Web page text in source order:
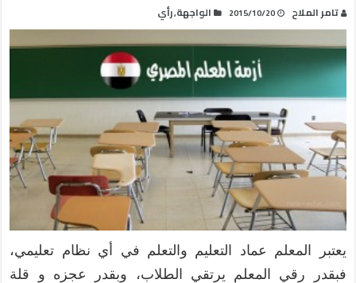
تامر الملاح 2015/10/20 الواجهة,رأي
يعتبر المعلم عماد التعليم والتعلم في أي نظام تعليمي،
فبقدر رقي المعلم يرتقي الطلاب، وبقدر عجزه و قلة